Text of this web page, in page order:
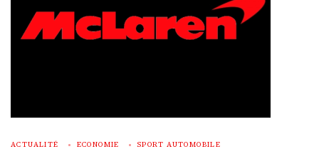
ACTUALITÉ ECONOMIE SPORT AUTOMOBILE